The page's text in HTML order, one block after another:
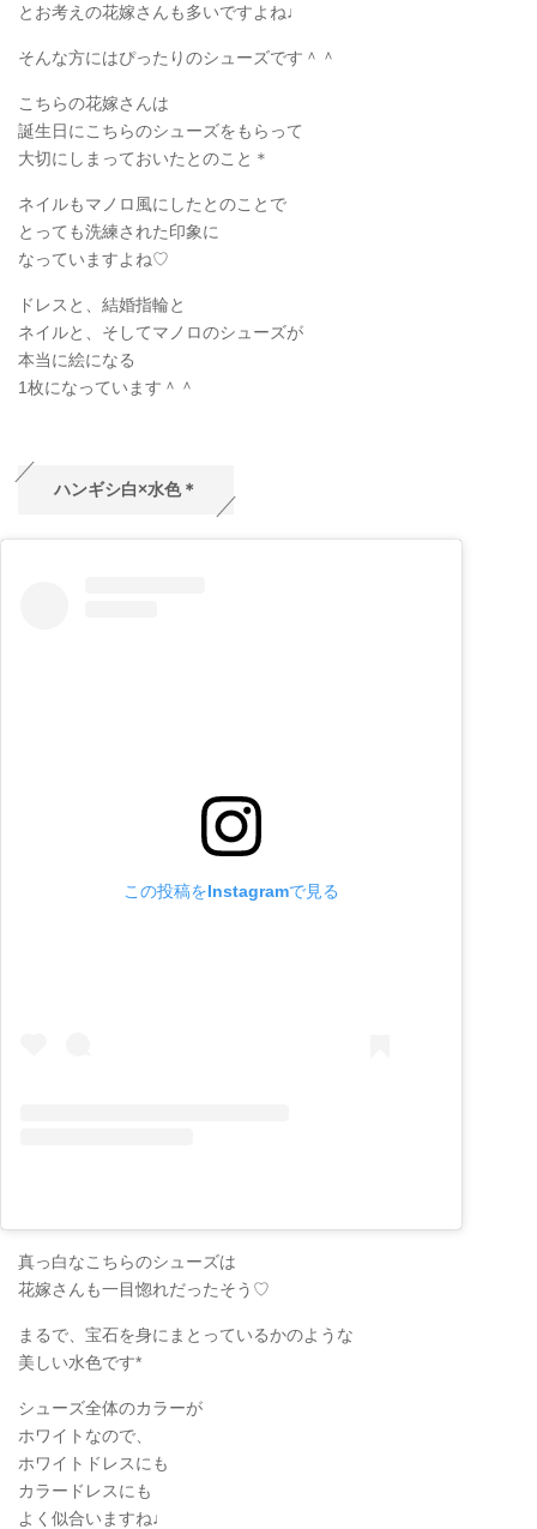
とお考えの花嫁さんも多いですよね♩
そんな方にはぴったりのシューズです＾＾
こちらの花嫁さんは
誕生日にこちらのシューズをもらって
大切にしまっておいたとのこと＊
ネイルもマノロ風にしたとのことで
とっても洗練された印象に
なっていますよね♡
ドレスと、結婚指輪と
ネイルと、そしてマノロのシューズが
本当に絵になる
1枚になっています＾＾
ハンギシ白×水色＊
この投稿をInstagramで見る
真っ白なこちらのシューズは
花嫁さんも一目惚れだったそう♡
まるで、宝石を身にまとっているかのような
美しい水色です*
シューズ全体のカラーが
ホワイトなので、
ホワイトドレスにも
カラードレスにも
よく似合いますね♩